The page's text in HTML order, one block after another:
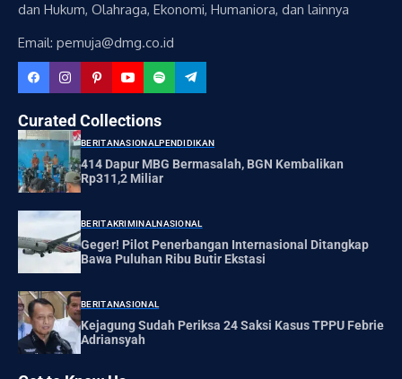
dan Hukum, Olahraga, Ekonomi, Humaniora, dan lainnya
Email: pemuja@dmg.co.id
Curated Collections
BERITANASIONALPENDIDIKAN
414 Dapur MBG Bermasalah, BGN Kembalikan
Rp311,2 Miliar
BERITAKRIMINALNASIONAL
Geger! Pilot Penerbangan Internasional Ditangkap
Bawa Puluhan Ribu Butir Ekstasi
BERITANASIONAL
Kejagung Sudah Periksa 24 Saksi Kasus TPPU Febrie
Adriansyah